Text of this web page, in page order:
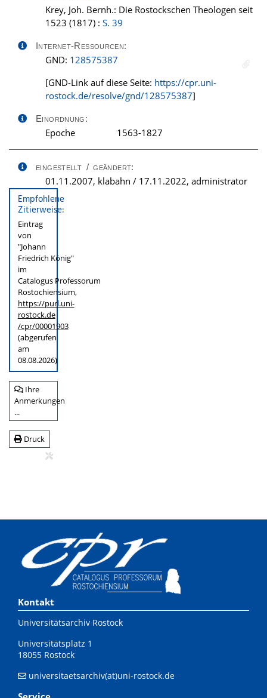
Krey, Joh. Bernh.: Die Rostockschen Theologen seit
1523 (1817) : S. 39
Internet-Ressourcen:
GND: 128575387
[GND-Link auf diese Seite: https://cpr.uni-
rostock.de/resolve/gnd/128575387]
Einordnung:
Epoche 1563-1827
eingestellt / geändert:
01.11.2007, klabahn / 17.11.2022, administrator
Empfohlene
Zitierweise:
Eintrag
von
"Johann
Friedrich König"
im
Catalogus Professorum
Rostochiensium,
https://purl.uni-
rostock.de
/cpr/00001903
(abgerufen
am
08.08.2026)
Ihre
Anmerkungen
...
Druck
Kontakt
Universitätsarchiv Rostock
Universitätsplatz 1
18055 Rostock
universitaetsarchiv(at)uni-rostock.de